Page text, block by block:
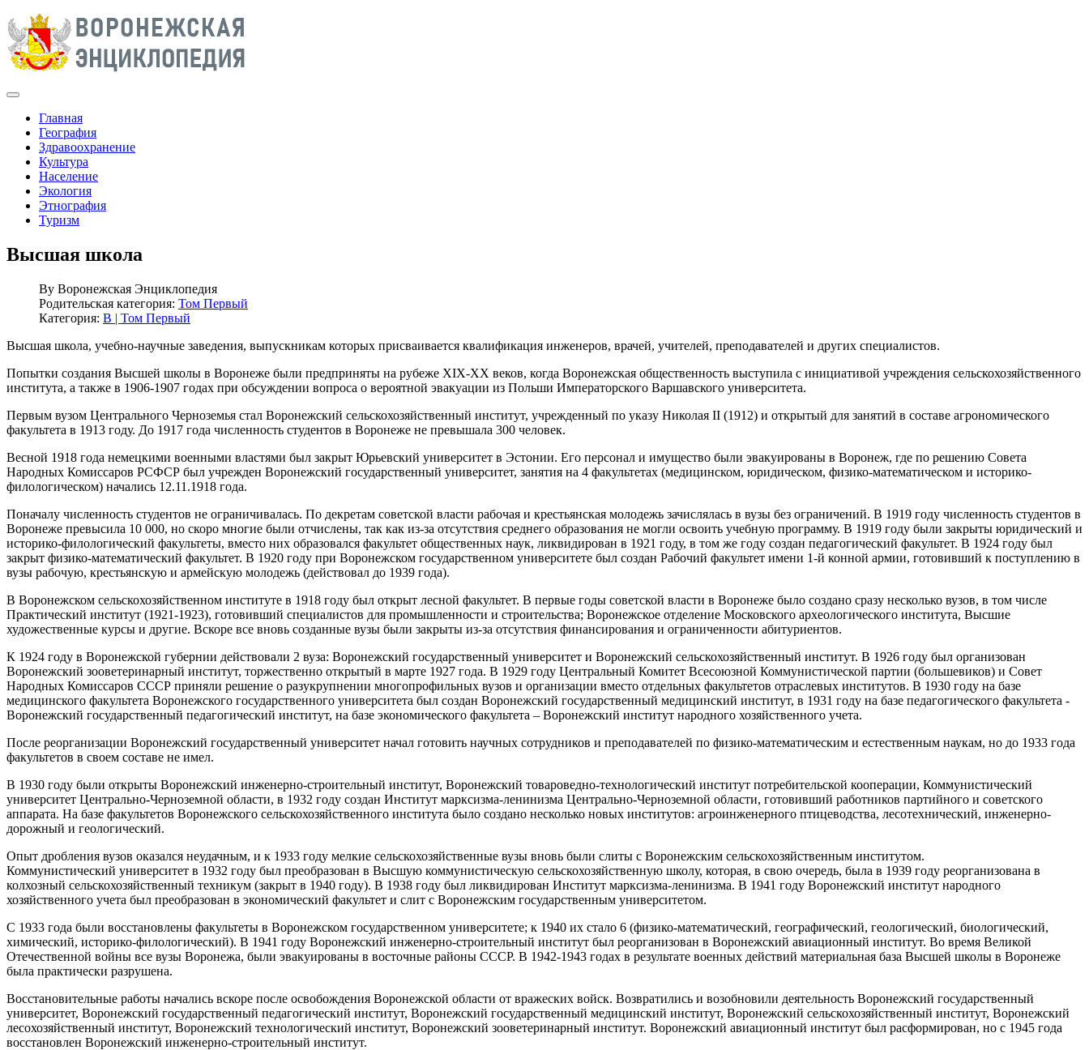
Главная
География
Здравоохранение
Культура
Население
Экология
Этнография
Туризм
Высшая школа
By Воронежская Энциклопедия
Родительская категория: Том Первый
Категория: В | Том Первый
Высшая школа, учебно-научные заведения, выпускникам которых присваивается квалификация инженеров, врачей, учителей, преподавателей и других специалистов.
Попытки создания Высшей школы в Воронеже были предприняты на рубеже XIX-XX веков, когда Воронежская общественность выступила с инициативой учреждения сельскохозяйственного
института, а также в 1906-1907 годах при обсуждении вопроса о вероятной эвакуации из Польши Императорского Варшавского университета.
Первым вузом Центрального Черноземья стал Воронежский сельскохозяйственный институт, учрежденный по указу Николая II (1912) и открытый для занятий в составе агрономического
факультета в 1913 году. До 1917 года численность студентов в Воронеже не превышала 300 человек.
Весной 1918 года немецкими военными властями был закрыт Юрьевский университет в Эстонии. Его персонал и имущество были эвакуированы в Воронеж, где по решению Совета
Народных Комиссаров РСФСР был учрежден Воронежский государственный университет, занятия на 4 факультетах (медицинском, юридическом, физико-математическом и историко-
филологическом) начались 12.11.1918 года.
Поначалу численность студентов не ограничивалась. По декретам советской власти рабочая и крестьянская молодежь зачислялась в вузы без ограничений. В 1919 году численность студентов в
Воронеже превысила 10 000, но скоро многие были отчислены, так как из-за отсутствия среднего образования не могли освоить учебную программу. В 1919 году были закрыты юридический и
историко-филологический факультеты, вместо них образовался факультет общественных наук, ликвидирован в 1921 году, в том же году создан педагогический факультет. В 1924 году был
закрыт физико-математический факультет. В 1920 году при Воронежском государственном университете был создан Рабочий факультет имени 1-й конной армии, готовивший к поступлению в
вузы рабочую, крестьянскую и армейскую молодежь (действовал до 1939 года).
В Воронежском сельскохозяйственном институте в 1918 году был открыт лесной факультет. В первые годы советской власти в Воронеже было создано сразу несколько вузов, в том числе
Практический институт (1921-1923), готовивший специалистов для промышленности и строительства; Воронежское отделение Московского археологического института, Высшие
художественные курсы и другие. Вскоре все вновь созданные вузы были закрыты из-за отсутствия финансирования и ограниченности абитуриентов.
К 1924 году в Воронежской губернии действовали 2 вуза: Воронежский государственный университет и Воронежский сельскохозяйственный институт. В 1926 году был организован
Воронежский зооветеринарный институт, торжественно открытый в марте 1927 года. В 1929 году Центральный Комитет Всесоюзной Коммунистической партии (большевиков) и Совет
Народных Комиссаров СССР приняли решение о разукрупнении многопрофильных вузов и организации вместо отдельных факультетов отраслевых институтов. В 1930 году на базе
медицинского факультета Воронежского государственного университета был создан Воронежский государственный медицинский институт, в 1931 году на базе педагогического факультета -
Воронежский государственный педагогический институт, на базе экономического факультета – Воронежский институт народного хозяйственного учета.
После реорганизации Воронежский государственный университет начал готовить научных сотрудников и преподавателей по физико-математическим и естественным наукам, но до 1933 года
факультетов в своем составе не имел.
В 1930 году были открыты Воронежский инженерно-строительный институт, Воронежский товароведно-технологический институт потребительской кооперации, Коммунистический
университет Центрально-Черноземной области, в 1932 году создан Институт марксизма-ленинизма Центрально-Черноземной области, готовивший работников партийного и советского
аппарата. На базе факультетов Воронежского сельскохозяйственного института было создано несколько новых институтов: агроинженерного птицеводства, лесотехнический, инженерно-
дорожный и геологический.
Опыт дробления вузов оказался неудачным, и к 1933 году мелкие сельскохозяйственные вузы вновь были слиты с Воронежским сельскохозяйственным институтом.
Коммунистический университет в 1932 году был преобразован в Высшую коммунистическую сельскохозяйственную школу, которая, в свою очередь, была в 1939 году реорганизована в
колхозный сельскохозяйственный техникум (закрыт в 1940 году). В 1938 году был ликвидирован Институт марксизма-ленинизма. В 1941 году Воронежский институт народного
хозяйственного учета был преобразован в экономический факультет и слит с Воронежским государственным университетом.
С 1933 года были восстановлены факультеты в Воронежском государственном университете; к 1940 их стало 6 (физико-математический, географический, геологический, биологический,
химический, историко-филологический). В 1941 году Воронежский инженерно-строительный институт был реорганизован в Воронежский авиационный институт. Во время Великой
Отечественной войны все вузы Воронежа, были эвакуированы в восточные районы СССР. В 1942-1943 годах в результате военных действий материальная база Высшей школы в Воронеже
была практически разрушена.
Восстановительные работы начались вскоре после освобождения Воронежской области от вражеских войск. Возвратились и возобновили деятельность Воронежский государственный
университет, Воронежский государственный педагогический институт, Воронежский государственный медицинский институт, Воронежский сельскохозяйственный институт, Воронежский
лесохозяйственный институт, Воронежский технологический институт, Воронежский зооветеринарный институт. Воронежский авиационный институт был расформирован, но с 1945 года
восстановлен Воронежский инженерно-строительный институт.